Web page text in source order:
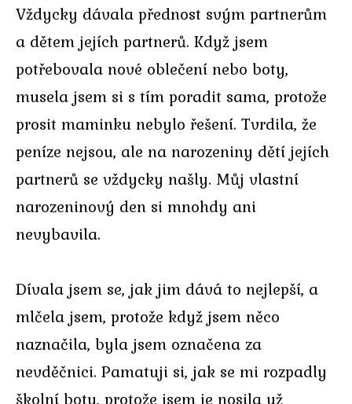
Vždycky dávala přednost svým partnerům
a dětem jejích partnerů. Když jsem
potřebovala nové oblečení nebo boty,
musela jsem si s tím poradit sama, protože
prosit maminku nebylo řešení. Tvrdila, že
peníze nejsou, ale na narozeniny dětí jejích
partnerů se vždycky našly. Můj vlastní
narozeninový den si mnohdy ani
nevybavila.
Dívala jsem se, jak jim dává to nejlepší, a
mlčela jsem, protože když jsem něco
naznačila, byla jsem označena za
nevděčnici. Pamatuji si, jak se mi rozpadly
školní boty, protože jsem je nosila už